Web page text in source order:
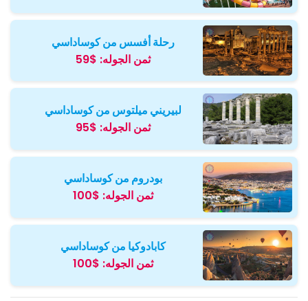
رحلة أفسس من كوساداسي
ثمن الجوله: $59
لبيريني ميلتوس من كوساداسي
ثمن الجوله: $95
بودروم من كوساداسي
ثمن الجوله: $100
كابادوكيا من كوساداسي
ثمن الجوله: $100